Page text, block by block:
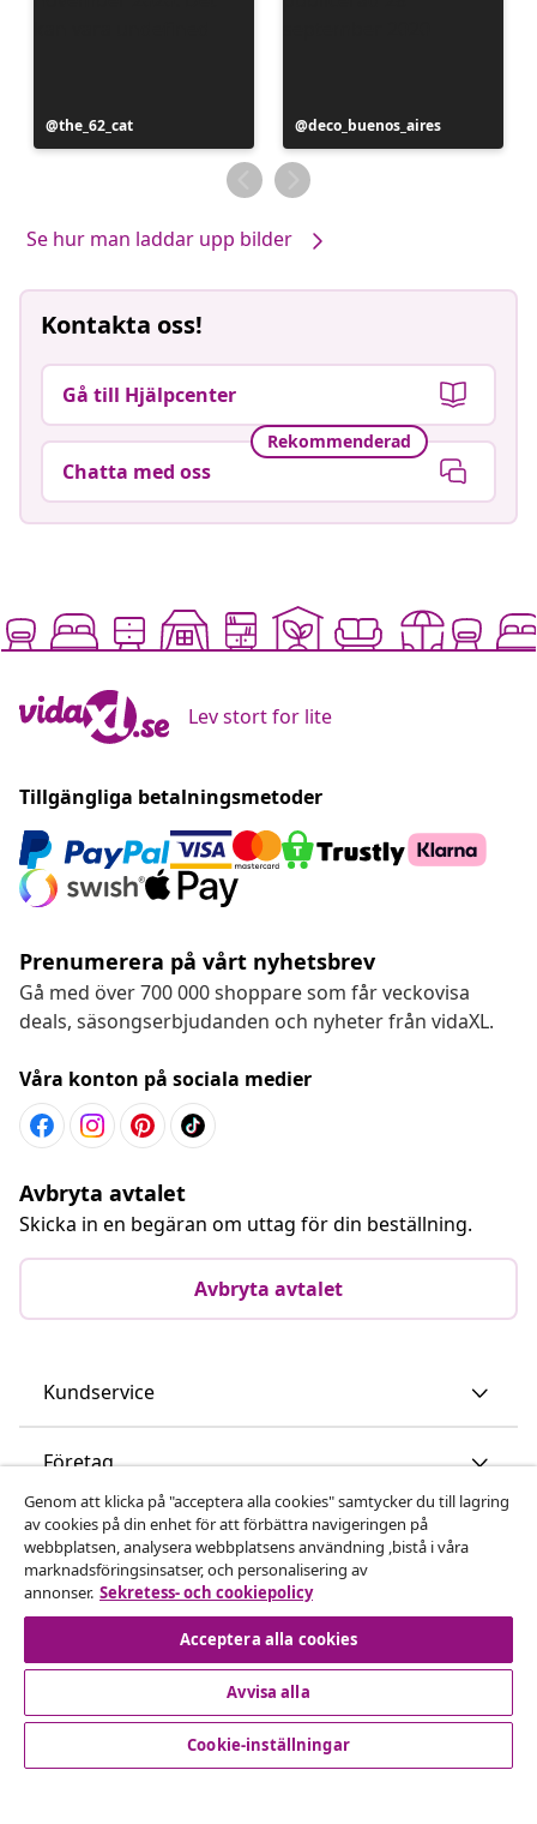
Inlägg
publicerat
the_62_cat
Inlägg
publicerat
av
deco_buenos_aires
Se hur man laddar upp bilder
Kontakta oss!
Gå till Hjälpcenter
Rekommenderad
Chatta med oss
Lev stort for lite
Tillgängliga betalningsmetoder
Prenumerera på vårt nyhetsbrev
Gå med över 700 000 shoppare som får veckovisa
deals, säsongserbjudanden och nyheter från vidaXL.
Våra konton på sociala medier
Avbryta avtalet
Skicka in en begäran om uttag för din beställning.
Avbryta avtalet
Kundservice
Företag
vidaXL
Upptäck mer
Genom att klicka på "acceptera alla cookies" samtycker du till lagring
av cookies på din enhet för att förbättra navigeringen på
webbplatsen, analysera webbplatsens användning ,bistå i våra
marknadsföringsinsatser, och personalisering av
annonser. Sekretess- och cookiepolicy
Acceptera alla cookies
Avvisa alla
Cookie-inställningar